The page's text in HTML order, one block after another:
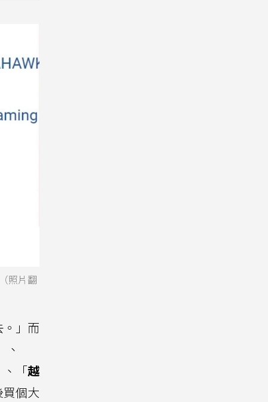
照片翻
」而
、
、「越
個大